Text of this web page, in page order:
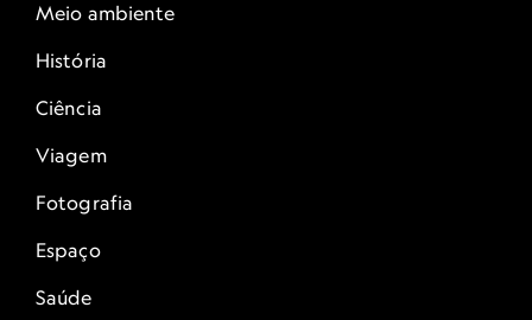
Meio ambiente
História
Ciência
Viagem
Fotografia
Espaço
Saúde